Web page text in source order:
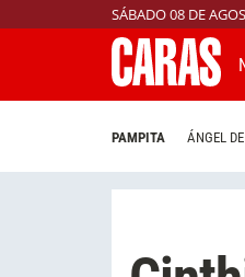
SÁBADO 08 DE
PAMPITA ÁNGEL